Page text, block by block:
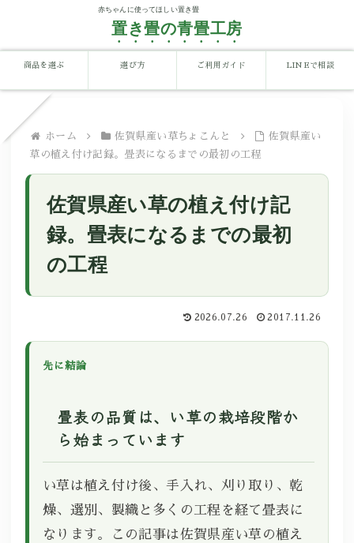
置き畳の青畳工房
ホーム 佐賀県産い草ちょこんと
佐賀県産い
草の植え付け記録。畳表になるまでの最初の工程
佐賀県産い草の植え付け記
録。畳表になるまでの最初
の工程
2026.07.26 2017.11.26
先に結論
畳表の品質は、い草の栽培段階か
ら始まっています
い草は植え付け後、手入れ、刈り取り、乾
燥、選別、製織と多くの工程を経て畳表に
なります。この記事は佐賀県産い草の植え
商品を選ぶ 選び方 ご利用ガイド LINEで相談